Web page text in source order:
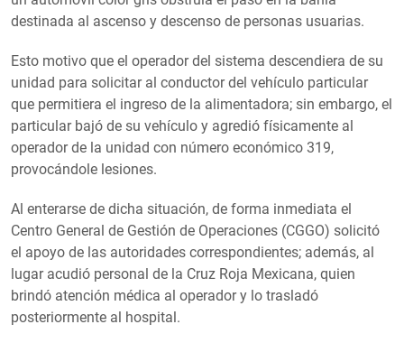
destinada al ascenso y descenso de personas usuarias.
Esto motivo que el operador del sistema descendiera de su
unidad para solicitar al conductor del vehículo particular
que permitiera el ingreso de la alimentadora; sin embargo, el
particular bajó de su vehículo y agredió físicamente al
operador de la unidad con número económico 319,
provocándole lesiones.
Al enterarse de dicha situación, de forma inmediata el
Centro General de Gestión de Operaciones (CGGO) solicitó
el apoyo de las autoridades correspondientes; además, al
lugar acudió personal de la Cruz Roja Mexicana, quien
brindó atención médica al operador y lo trasladó
posteriormente al hospital.